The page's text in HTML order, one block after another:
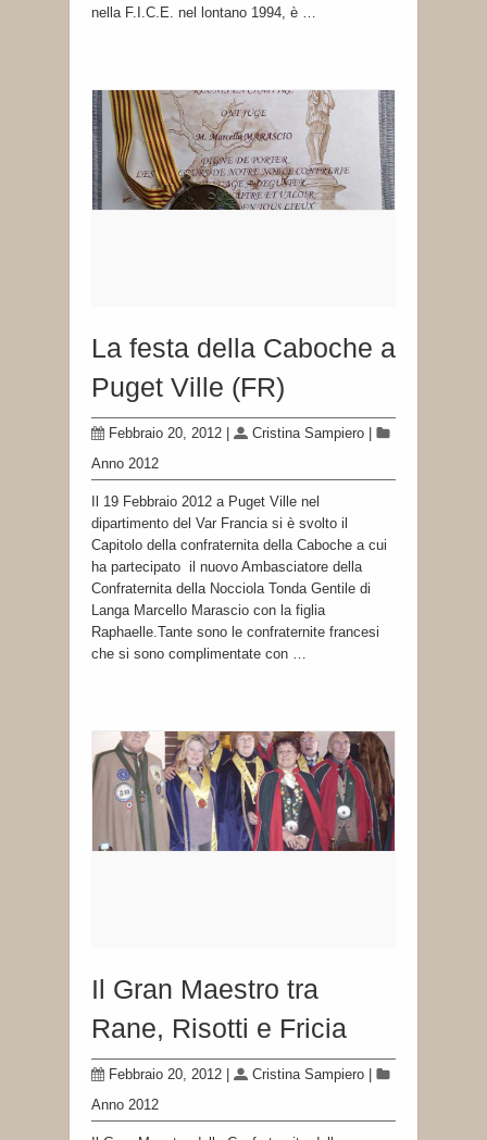
nella F.I.C.E. nel lontano 1994, è …
La festa della Caboche a
Puget Ville (FR)
Febbraio 20, 2012 Cristina Sampiero
Anno 2012
Il 19 Febbraio 2012 a Puget Ville nel
dipartimento del Var Francia si è svolto il
Capitolo della confraternita della Caboche a cui
ha partecipato il nuovo Ambasciatore della
Confraternita della Nocciola Tonda Gentile di
Langa Marcello Marascio con la figlia
Raphaelle.Tante sono le confraternite francesi
che si sono complimentate con …
Il Gran Maestro tra
Rane, Risotti e Fricia
Febbraio 20, 2012 Cristina Sampiero
Anno 2012